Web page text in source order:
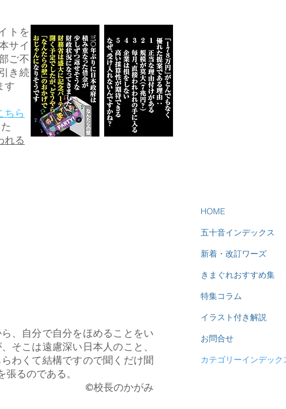
トを
サイ
ご不
き続
す
ら
れる
、自分で自分をほめることをい
そこは遠慮深い日本人のこと、
わくて結構ですので聞くだけ聞
るのである。
​©校長のかがみ
HOME
五十音インデックス
新着・改訂ワーズ
きまぐれおすすめ集
特集コラム
イラスト付き解説
お問合せ
カテゴリーインデック